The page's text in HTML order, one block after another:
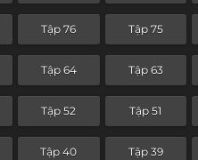
Tập 76 Tập 75
Tập 64 Tập 63
Tập 52 Tập 51
Tập 40 Tập 39